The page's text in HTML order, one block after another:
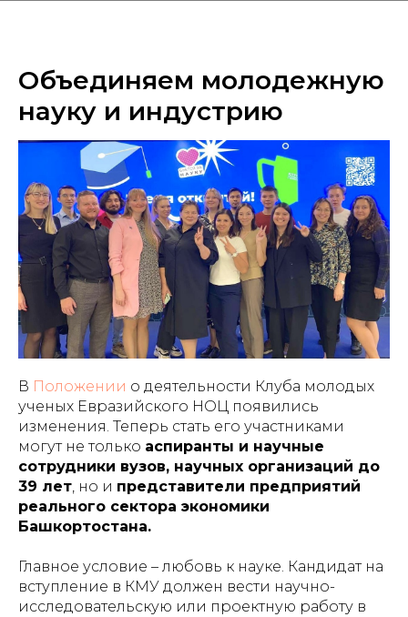
Объединяем молодежную
науку и индустрию
В Положении о деятельности Клуба молодых
ученых Евразийского НОЦ появились
изменения. Теперь стать его участниками
могут не только аспиранты и научные
сотрудники вузов, научных организаций до
39 лет, но и представители предприятий
реального сектора экономики
Башкортостана.
Главное условие – любовь к науке. Кандидат на
вступление в КМУ должен вести научно-
исследовательскую или проектную работу в